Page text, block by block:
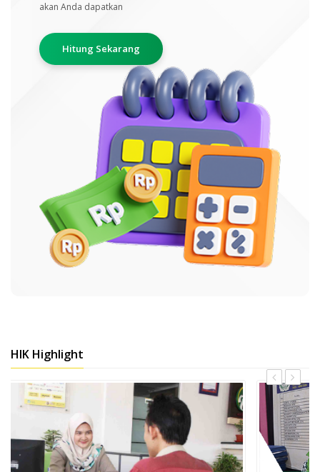
akan Anda dapatkan
Hitung Sekarang
HIK Highlight